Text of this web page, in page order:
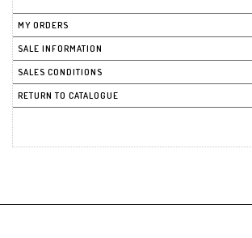
MY ORDERS
SALE INFORMATION
SALES CONDITIONS
RETURN TO CATALOGUE